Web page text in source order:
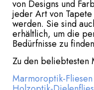
von Designs und
jeder Art von
werden. Sie sind
erhältlich, um die
Bedürfnisse zu
Zu den beliebtesten
Marmoroptik-Fliesen